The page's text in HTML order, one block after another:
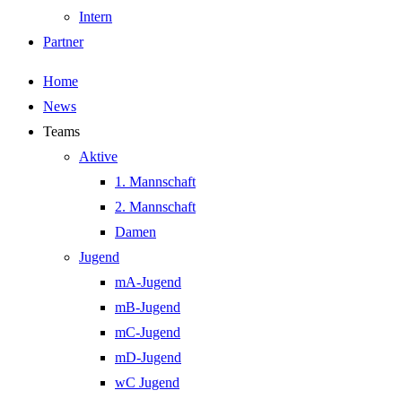
Intern
Partner
Home
News
Teams
Aktive
1. Mannschaft
2. Mannschaft
Damen
Jugend
mA-Jugend
mB-Jugend
mC-Jugend
mD-Jugend
wC Jugend